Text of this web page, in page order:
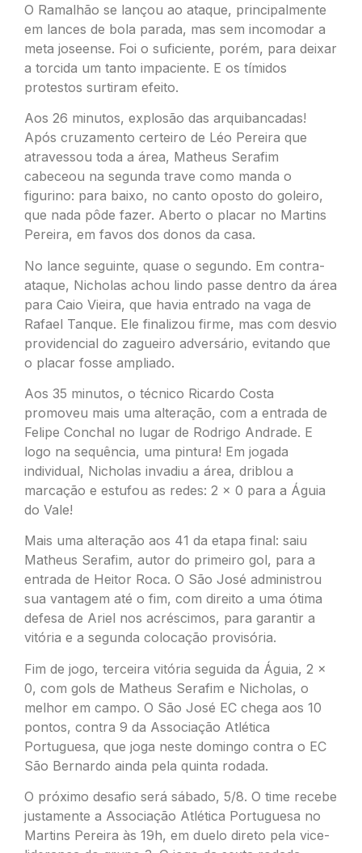
O Ramalhão se lançou ao ataque, principalmente
em lances de bola parada, mas sem incomodar a
meta joseense. Foi o suficiente, porém, para deixar
a torcida um tanto impaciente. E os tímidos
protestos surtiram efeito.
Aos 26 minutos, explosão das arquibancadas!
Após cruzamento certeiro de Léo Pereira que
atravessou toda a área, Matheus Serafim
cabeceou na segunda trave como manda o
figurino: para baixo, no canto oposto do goleiro,
que nada pôde fazer. Aberto o placar no Martins
Pereira, em favos dos donos da casa.
No lance seguinte, quase o segundo. Em contra-
ataque, Nicholas achou lindo passe dentro da área
para Caio Vieira, que havia entrado na vaga de
Rafael Tanque. Ele finalizou firme, mas com desvio
providencial do zagueiro adversário, evitando que
o placar fosse ampliado.
Aos 35 minutos, o técnico Ricardo Costa
promoveu mais uma alteração, com a entrada de
Felipe Conchal no lugar de Rodrigo Andrade. E
logo na sequência, uma pintura! Em jogada
individual, Nicholas invadiu a área, driblou a
marcação e estufou as redes: 2 x 0 para a Águia
do Vale!
Mais uma alteração aos 41 da etapa final: saiu
Matheus Serafim, autor do primeiro gol, para a
entrada de Heitor Roca. O São José administrou
sua vantagem até o fim, com direito a uma ótima
defesa de Ariel nos acréscimos, para garantir a
vitória e a segunda colocação provisória.
Fim de jogo, terceira vitória seguida da Águia, 2 x
0, com gols de Matheus Serafim e Nicholas, o
melhor em campo. O São José EC chega aos 10
pontos, contra 9 da Associação Atlética
Portuguesa, que joga neste domingo contra o EC
São Bernardo ainda pela quinta rodada.
O próximo desafio será sábado, 5/8. O time recebe
justamente a Associação Atlética Portuguesa no
Martins Pereira às 19h, em duelo direto pela vice-